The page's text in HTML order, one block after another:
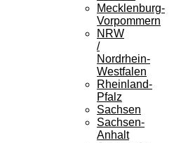
Mecklenburg-
Vorpommern
NRW
/
Nordrhein-
Westfalen
Rheinland-
Pfalz
Sachsen
Sachsen-
Anhalt